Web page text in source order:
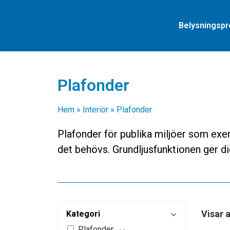
Plafonder
Hem » Interiör » Plafonder
Plafonder för publika miljöer som
det behövs. Grundljusfunktionen ger
Kategori
Visar